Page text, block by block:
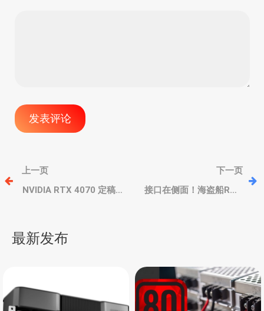
文
章
航
上一页
NVIDIA RTX 4070 定稿，
下一页
接口在侧面！海盗船RMx
最新发布